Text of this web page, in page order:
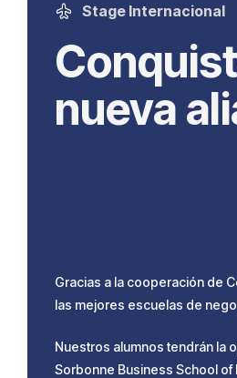
Stage Internacional
nueva
Gracias a la cooperación de
las mejores escuelas de
Nuestros alumnos tendrán la
Sorbonne Business School of